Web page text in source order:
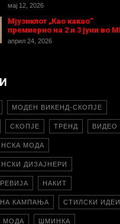
мај 12, 2026
Мјузиклот „Као какао“
премиерно на 2 и 3 јуни во
април 24, 2026
МОДЕН ВИКЕНД-СКОПЈЕ
СКОПЈЕ ТРЕНД ВИДЕО
МОДА
ДИЗАЈНЕРИ
НАКИТ
КАМПАЊА СТИЛСКИ ИДЕИ
МОДА ШМИНКА